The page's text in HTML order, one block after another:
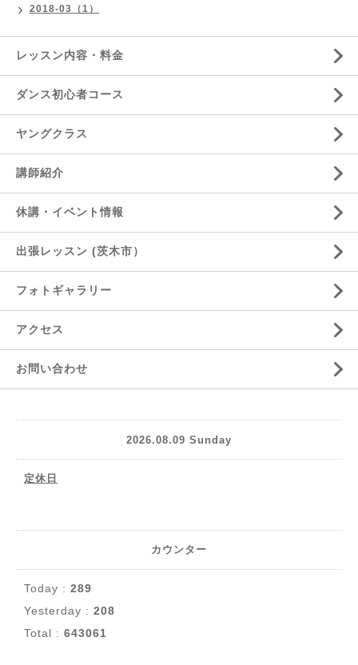
2018-03（1）
レッスン内容・料金
ダンス初心者コース
ヤングクラス
講師紹介
休講・イベント情報
出張レッスン (茨木市）
フォトギャラリー
アクセス
お問い合わせ
2026.08.09 Sunday
定休日
カウンター
Today : 289
Yesterday : 208
Total : 643061